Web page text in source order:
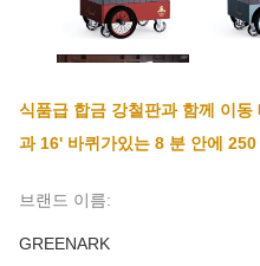
식품급 합금 강철판과 함께 이
과 16' 바퀴가있는 8 분 안에 250
브랜드 이름:
GREENARK